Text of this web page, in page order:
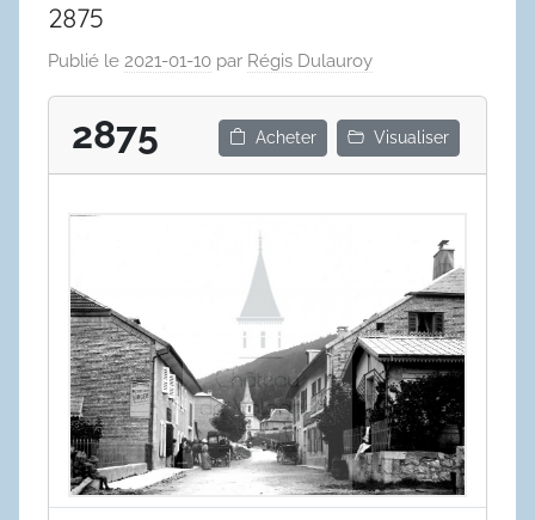
2875
Publié le 2021-01-10 par Régis Dulauroy
2875 Acheter Visualiser